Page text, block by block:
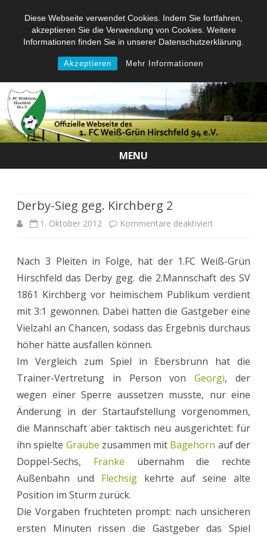
Diese Webseite verwendet Cookies. Indem Sie fortfahren,
akzeptieren Sie die Verwendung von Cookies. Weitere
Informationen finden Sie in unserer Datenschutzerklärung.
Akzeptieren Mehr Informationen
MENU
Derby-Sieg geg. Kirchberg 2
1. Oktober 2012 Kommentare deaktiviert
Sieg
Kirchberg
2
Nach 3 Pleiten in Folge, hat der 1.FC Weiß-Grün
Hirschfeld das Derby geg. die 2.Mannschaft des SV
1861 Kirchberg vor heimischem Publikum verdient
mit 3:1 gewonnen. Dabei hatten die Gastgeber eine
Vielzahl an Chancen, sodass das Ergebnis durchaus
höher hätte ausfallen können.
Im Vergleich zum Spiel in Ebersbrunn hat die
Trainer-Vertretung in Person vonGeorgi, der
wegen einer Sperre aussetzen musste, nur eine
Änderung in der Startaufstellung vorgenommen,
die Mannschaft aber taktisch neu ausgerichtet: für
ihn spielte Graube zusammen mit Bagehorn auf der
Doppel-Sechs, Franke übernahm die rechte
Außenbahn und Flechsigkehrte auf seine alte
Position im Sturm zurück.
Die Vorgaben fruchteten prompt: nach unsicheren
ersten Minuten rissen die Gastgeber das Spiel